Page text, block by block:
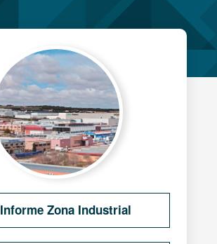
Informe Zona Industrial